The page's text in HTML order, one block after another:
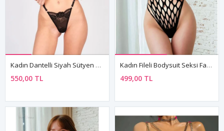
Kadın Dantelli Siyah Sütyen String Tanga İç Çamaşırı Takımı
550,00 TL
Kadın Fileli Bodysuit Seksi Fantezi Vücut Çorabı
499,00 TL